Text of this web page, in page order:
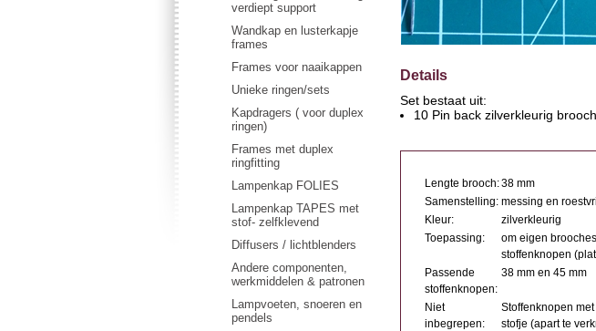
verdiept support
Wandkap en lusterkapje
frames
Frames voor naaikappen
Unieke ringen/sets
Kapdragers ( voor duplex
ringen)
Frames met duplex
ringfitting
Lampenkap FOLIES
Lampenkap TAPES met
stof- zelfklevend
Diffusers / lichtblenders
Andere componenten,
werkmiddelen & patronen
Lampvoeten, snoeren en
pendels
Details
Set bestaat uit:
10 Pin back zilverkleurig
Lengte brooch:38 mm
Samenstelling: messing en
Kleur:
zilverkleurig
Toepassing:
om eigen
stoffenknopen
Passende
stoffenknopen:
38 mm en 45 mm
Niet
inbegrepen:
Stoffenknopen
stofje (apart te